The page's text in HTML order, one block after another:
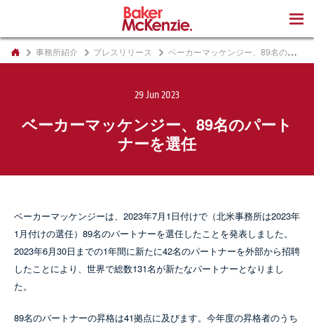
事務所紹介 プレスリリース ベーカーマッケンジー、89名のパートナーを選任
29 Jun 2023
ベーカーマッケンジー、89名のパート
ナーを選任
ベーカーマッケンジーは、2023年7月1日付けで（北米事務所は2023年
1月付けの選任）89名のパートナーを選任したことを発表しました。
2023年6月30日までの1年間に新たに42名のパートナーを外部から招聘
したことにより、世界で総数131名が新たなパートナーとなりまし
た。
89名のパートナーの昇格は41拠点に及びます。今年度の昇格者のうち